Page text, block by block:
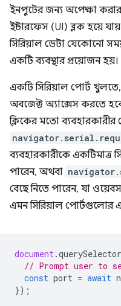
ইনপুটের জন্য অপেক্ষা
ইন্টারফেস (UI) ব্লক হয়ে
সিরিয়াল ডেটা যেকোনো
একটি ব্যবস্থার প্রয়োজন হয়।
একটি সিরিয়াল পোর্ট
অবজেক্ট অ্যাক্সেস করতে
ক্লিকের মতো ব্যবহারকারীর
ব্যবহারকারীকে একটিমাত্র
পারেন, অথবা
বেছে নিতে পারেন, যা
এমন সিরিয়াল পোর্টগুলোর
document.querySelector
// Prompt user to
const port = await
});